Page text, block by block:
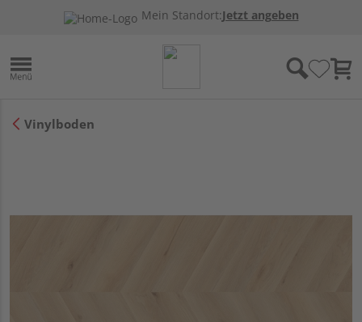
Mein Standort:Jetzt angeben
Vinylboden